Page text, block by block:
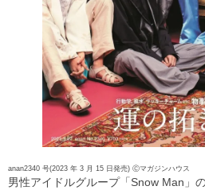
anan2340 号(2023 年 3 月 15 日発売) Ⓒマガジンハウス
男性アイドルグループ「Snow Man」